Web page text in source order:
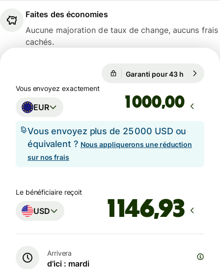
Faites des économies
Aucune majoration de taux de change, aucuns frais
cachés.
Garanti pour 43 h
Vous envoyez exactement
EUR ,00
Vous envoyez plus de 25 000 USD ou
équivalent ? Nous appliquerons une réduction
sur nos frais
Le bénéficiaire reçoit
USD
Arrivera
d'ici : mardi